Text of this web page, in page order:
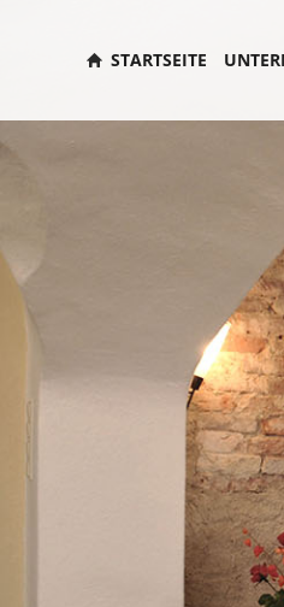
STARTSEITE